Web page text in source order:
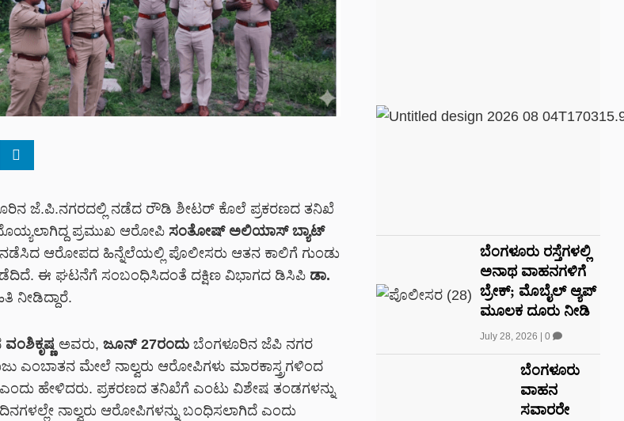
ಜೆ.ಪಿ.ನಗರದಲ್ಲಿ ನಡೆದ ರೌಡಿ ಶೀಟರ್ ಕೊಲೆ ಪ್ರಕರಣದ ತನಿಖೆ
ಪ್ರಮುಖ ಆರೋಪಿ ಸಂತೋಷ್ ಅಲಿಯಾಸ್ ಬ್ಯಾಟ್
ಆರೋಪದ ಹಿನ್ನೆಲೆಯಲ್ಲಿ ಪೊಲೀಸರು ಆತನ ಕಾಲಿಗೆ ಗುಂಡು
ಈ ಘಟನೆಗೆ ಸಂಬಂಧಿಸಿದಂತೆ ದಕ್ಷಿಣ ವಿಭಾಗದ ಡಿಸಿಪಿ ಡಾ.
ನೀಡಿದ್ದಾರೆ.
ವಂಶಿಕೃಷ್ಣಅವರು, ಜೂನ್ 27ರಂದು ಬೆಂಗಳೂರಿನ ಜೆಪಿ ನಗರ
ಎಂಬಾತನ ಮೇಲೆ ನಾಲ್ವರು ಆರೋಪಿಗಳು ಮಾರಕಾಸ್ತ್ರಗಳಿಂದ
ಹೇಳಿದರು. ಪ್ರಕರಣದ ತನಿಖೆಗೆ ಎಂಟು ವಿಶೇಷ ತಂಡಗಳನ್ನು
ನಾಲ್ವರು ಆರೋಪಿಗಳನ್ನು ಬಂಧಿಸಲಾಗಿದೆ ಎಂದು
ಬೆಂಗಳೂರು ರಸ್ತೆಗಳಲ್ಲಿ
ಅನಾಥ ವಾಹನಗಳಿಗೆ
ಬ್ರೇಕ್; ಮೊಬೈಲ್ ಆ್ಯಪ್
ಮೂಲಕ ದೂರು ನೀಡಿ
July 28, 2026 0
ಬೆಂಗಳೂರು
ವಾಹನ
ಸವಾರರೇ